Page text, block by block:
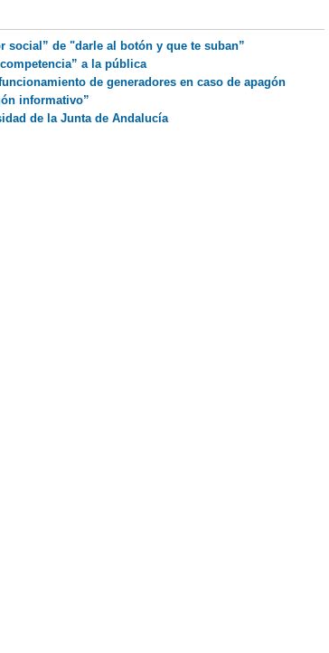
social” de "darle al botón y que te suban”
a la pública
de generadores en caso de apagón
informativo”
de la Junta de Andalucía